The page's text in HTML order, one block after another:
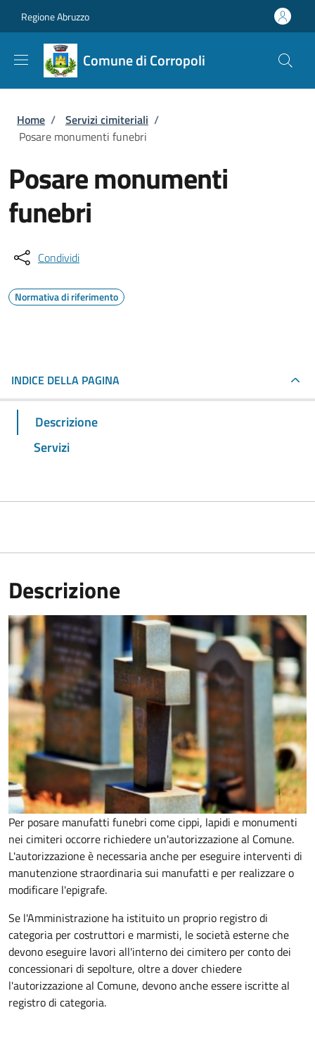
Regione Abruzzo
Comune di Corropoli
Briciole di pane
Home / Servizi cimiteriali /
Posare monumenti funebri
Posare monumenti
funebri
Condividi
Normativa di riferimento
INDICE DELLA PAGINA
Descrizione
Servizi
Descrizione
Per posare manufatti funebri come cippi, lapidi e monumenti
nei cimiteri occorre richiedere un'autorizzazione al Comune.
L'autorizzazione è necessaria anche per eseguire interventi di
manutenzione straordinaria sui manufatti e per realizzare o
modificare l'epigrafe.
Se l'Amministrazione ha istituito un proprio registro di
categoria per costruttori e marmisti, le società esterne che
devono eseguire lavori all'interno dei cimitero per conto dei
concessionari di sepolture, oltre a dover chiedere
l'autorizzazione al Comune, devono anche essere iscritte al
registro di categoria.